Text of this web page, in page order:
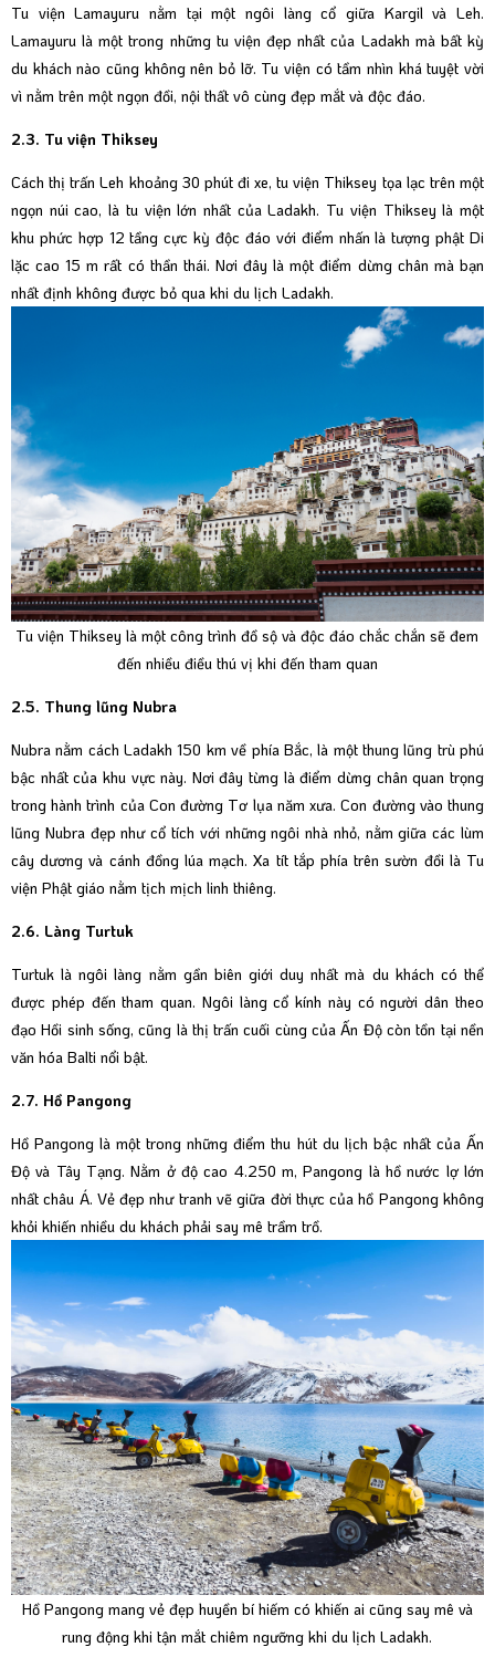
Tu viện Lamayuru nằm tại một ngôi làng cổ giữa Kargil và Leh.
Lamayuru là một trong những tu viện đẹp nhất của Ladakh mà bất kỳ
du khách nào cũng không nên bỏ lỡ. Tu viện có tầm nhìn khá tuyệt vời
vì nằm trên một ngọn đồi, nội thất vô cùng đẹp mắt và độc đáo.
2.3. Tu viện Thiksey
Cách thị trấn Leh khoảng 30 phút đi xe, tu viện Thiksey tọa lạc trên một
ngọn núi cao, là tu viện lớn nhất của Ladakh. Tu viện Thiksey là một
khu phức hợp 12 tầng cực kỳ độc đáo với điểm nhấn là tượng phật Di
lặc cao 15 m rất có thần thái. Nơi đây là một điểm dừng chân mà bạn
nhất định không được bỏ qua khi du lịch Ladakh.
Tu viện Thiksey là một công trình đồ sộ và độc đáo chắc chắn sẽ đem
đến nhiều điều thú vị khi đến tham quan
2.5. Thung lũng Nubra
Nubra nằm cách Ladakh 150 km về phía Bắc, là một thung lũng trù phú
bậc nhất của khu vực này. Nơi đây từng là điểm dừng chân quan trọng
trong hành trình của Con đường Tơ lụa năm xưa. Con đường vào thung
lũng Nubra đẹp như cổ tích với những ngôi nhà nhỏ, nằm giữa các lùm
cây dương và cánh đồng lúa mạch. Xa tít tắp phía trên sườn đồi là Tu
viện Phật giáo nằm tịch mịch linh thiêng.
2.6. Làng Turtuk
Turtuk là ngôi làng nằm gần biên giới duy nhất mà du khách có thể
được phép đến tham quan. Ngôi làng cổ kính này có người dân theo
đạo Hồi sinh sống, cũng là thị trấn cuối cùng của Ấn Độ còn tồn tại nền
văn hóa Balti nổi bật.
2.7. Hồ Pangong
Hồ Pangong là một trong những điểm thu hút du lịch bậc nhất của Ấn
Độ và Tây Tạng. Nằm ở độ cao 4.250 m, Pangong là hồ nước lợ lớn
nhất châu Á. Vẻ đẹp như tranh vẽ giữa đời thực của hồ Pangong không
khỏi khiến nhiều du khách phải say mê trầm trồ.
Hồ Pangong mang vẻ đẹp huyền bí hiếm có khiến ai cũng say mê và
rung động khi tận mắt chiêm ngưỡng khi du lịch Ladakh.